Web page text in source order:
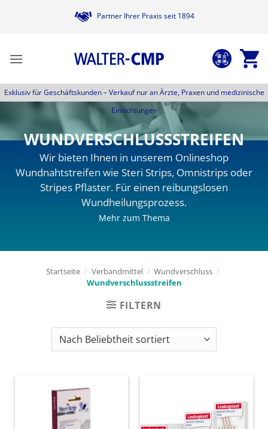
Partner Ihrer Praxis seit 1894
Exklusiv für Geschäftskunden –Verkauf nur an Ärzte, Praxen und medizinische
Einrichtungen
WUNDVERSCHLUSSSTREIFEN
Wir bieten Ihnen in unserem Onlineshop
Wundnahtstreifen wie Steri Strips, Omnistrips oder
Stripes Pflaster. Für einen reibungslosen
Wundheilungsprozess.
Mehr zum Thema
Startseite / Verbandmittel / Wundverschluss /
Wundverschlussstreifen
FILTERN